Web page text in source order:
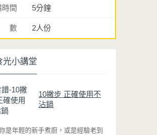
間 5分鐘
數 2人份
光小講堂
10撇步 正確使用不
沾鍋
是年輕的新手煮廚，或是經驗老到